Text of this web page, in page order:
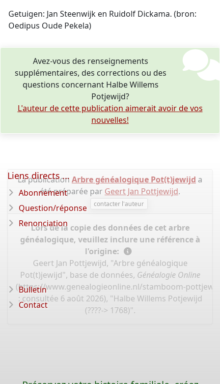
Getuigen: Jan Steenwijk en Ruidolf Dickama. (bron:
Oedipus Oude Pekela)
Avez-vous des renseignements
supplémentaires, des corrections ou des
questions concernant Halbe Willems
Potjewijd?
L'auteur de cette publication aimerait avoir de vos
nouvelles!
La publication Arbre généalogique Pot(t)jewijd a
été préparée par Geert Jan Pottjewijd.
contacter l'auteur
Lors de la copie des données de cet arbre
généalogique, veuillez inclure une référence à
l'origine:
Geert Jan Pottjewijd, "Arbre généalogique
Pot(t)jewijd", base de données, Généalogie Online
(https://www.genealogieonline.nl/stamboom-
: consultée 6 août 2026), "Halbe Willems Potjewijd
(????-> 1768)".
Liens directs ...
Abonnement
Question/réponse
Renonciation
Bulletin
Contact